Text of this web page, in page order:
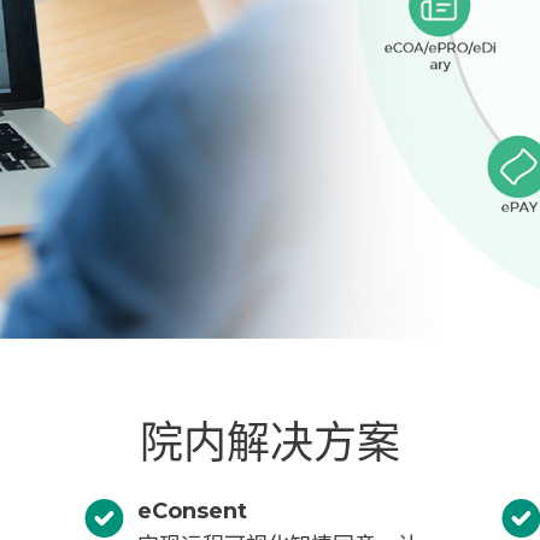
院内解决方案
eConsent